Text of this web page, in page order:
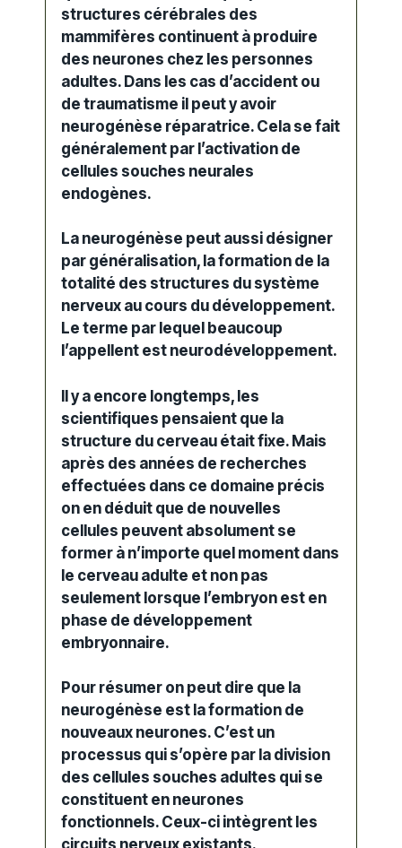
structures cérébrales des
mammifères continuent à produire
des neurones chez les personnes
adultes. Dans les cas d’accident ou
de traumatisme il peut y avoir
neurogénèse réparatrice. Cela se fait
généralement par l’activation de
cellules souches neurales
endogènes.
La neurogénèse peut aussi désigner
par généralisation, la formation de la
totalité des structures du système
nerveux au cours du développement.
Le terme par lequel beaucoup
l’appellent est neurodéveloppement.
Il y a encore longtemps, les
scientifiques pensaient que la
structure du cerveau était fixe. Mais
après des années de recherches
effectuées dans ce domaine précis
on en déduit que de nouvelles
cellules peuvent absolument se
former à n’importe quel moment dans
le cerveau adulte et non pas
seulement lorsque l’embryon est en
phase de développement
embryonnaire.
Pour résumer on peut dire que la
neurogénèse est la formation de
nouveaux neurones. C’est un
processus qui s’opère par la division
des cellules souches adultes qui se
constituent en neurones
fonctionnels. Ceux-ci intègrent les